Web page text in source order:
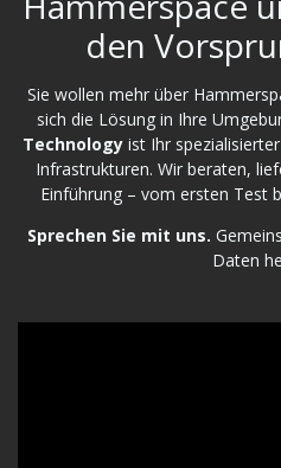
den
Sie wollen mehr über
sich die Lösung in Ihre
Technologyist Ihr
Infrastrukturen. Wir beraten,
Einführung – vom ersten Test
Sprechen Sie mit uns.
Daten